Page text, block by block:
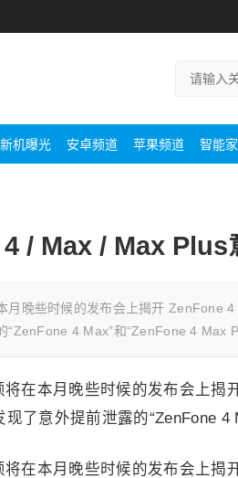
新机曝光 安卓频道 苹果频道 智能
/ Max / Max Plus
月晚些时候的发布会上揭开 ZenFone
“ZenFone 4 Max”和“ZenFone 4 Max
在本月晚些时候的发布会上揭
了意外提前泄露的“ZenFone 4
在本月晚些时候的发布会上揭